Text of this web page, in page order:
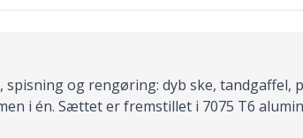
og rengøring: dyb ske, tandgaffel,
i én. Sættet er fremstillet i 7075 T6